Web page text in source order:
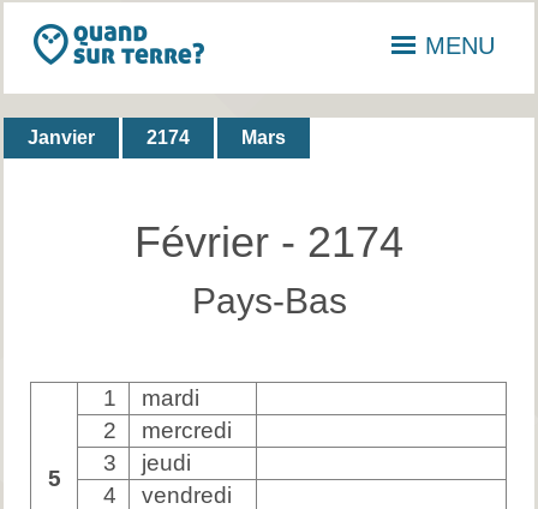
MENU
Janvier 2174 Mars
Février - 2174
Pays-Bas
5
1
mardi
2
mercredi
3
jeudi
4
vendredi